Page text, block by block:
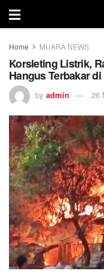
Home MUARA NEWS
Korsleting Listrik,
Hangus Terbakar
by admin 26